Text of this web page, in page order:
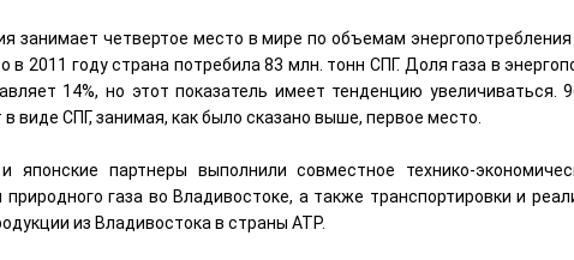
занимает четвертое место в мире по объемам
в 2011 году страна потребила 83 млн. тонн СПГ. Доля газа в
14%, но этот показатель имеет тенденцию увеличиваться.
виде СПГ, занимая, как было сказано выше, первое место.
японские партнеры выполнили совместное технико-
газа во Владивостоке, а также транспортировки и
из Владивостока в страны АТР.